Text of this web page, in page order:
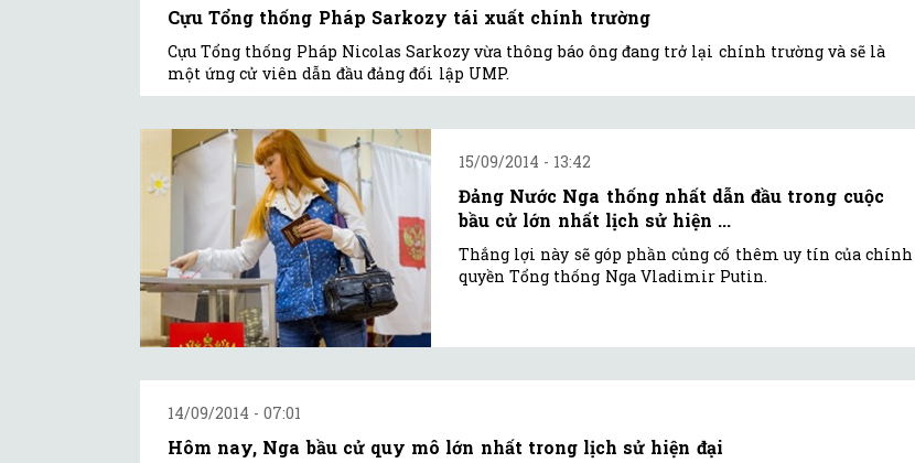
Cựu Tổng thống Pháp Sarkozy tái xuất chính trường
Cựu Tổng thống Pháp Nicolas Sarkozy vừa thông báo ông đang trở lại chính trường và sẽ là
một ứng cử viên dẫn đầu đảng đối lập UMP.
15/09/2014 - 13:42
Đảng Nước Nga thống nhất dẫn đầu trong cuộc
bầu cử lớn nhất lịch sử hiện ...
Thắng lợi này sẽ góp phần củng cố thêm uy tín của chính
quyền Tổng thống Nga Vladimir Putin.
14/09/2014 - 07:01
Hôm nay, Nga bầu cử quy mô lớn nhất trong lịch sử hiện đại